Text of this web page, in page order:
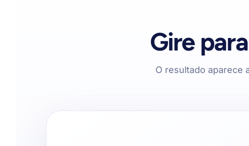
Gire
O resultado aparece